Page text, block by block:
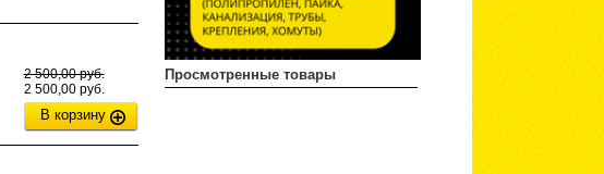
Просмотренные товары
2 500,00 руб.
2 500,00 руб.
В корзину